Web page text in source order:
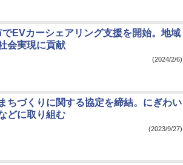
EVカーシェアリング支援を開始。地域
会実現に貢献
(2024/2/6)
ちづくりに関する協定を締結。にぎわい
どに取り組む
(2023/9/27)